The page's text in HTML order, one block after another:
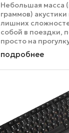
Небольшая масса
граммов)
лишних
собой в поездки,
просто на
легко поместится
небольшой сумке.
скромных
новинка по-
подробнее